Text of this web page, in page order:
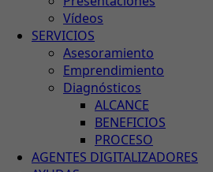
Vídeos
SERVICIOS
Asesoramiento
Emprendimiento
Diagnósticos
ALCANCE
BENEFICIOS
PROCESO
AGENTES DIGITALIZADORES